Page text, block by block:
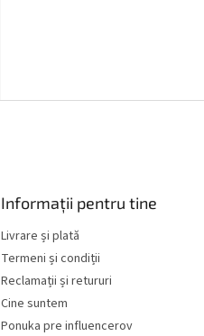
Informații pentru tine
Livrare și plată
Termeni și condiții
Reclamații și retururi
Cine suntem
Ponuka pre influencerov